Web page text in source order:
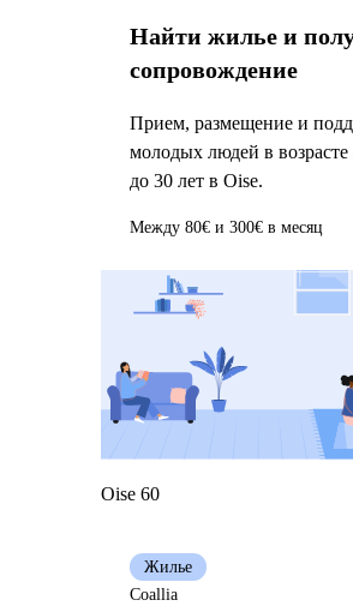
Найти жилье и
сопровождение
Прием, размещение и
молодых людей в возрасте
до 30 лет в Oise.
Между 80€ и 300€ в месяц
Oise 60
Жилье
Coallia